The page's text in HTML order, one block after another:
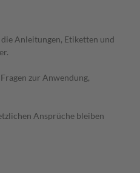
Anleitungen, Etiketten und
zur Anwendung,
Ansprüche bleiben